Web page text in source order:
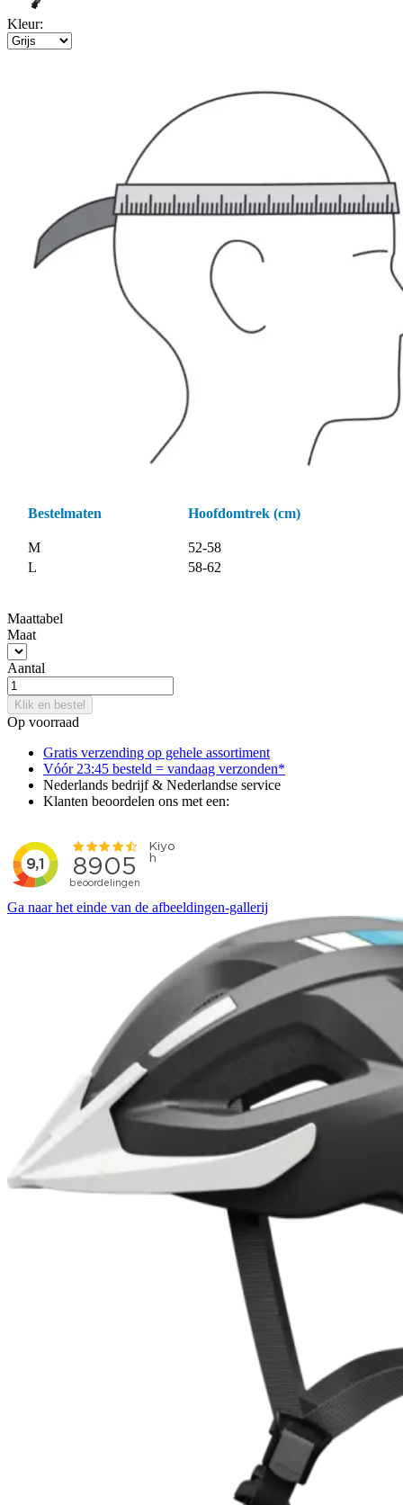
Kleur:
Bestelmaten Hoofdomtrek (cm)
M
52-58
L
58-62
Maattabel
Maat
Aantal
Klik en bestel
Op voorraad
Gratis verzending op gehele assortiment
Vóór 23:45 besteld = vandaag verzonden*
Nederlands bedrijf & Nederlandse service
Klanten beoordelen ons met een:
Ga naar het einde van de afbeeldingen-gallerij